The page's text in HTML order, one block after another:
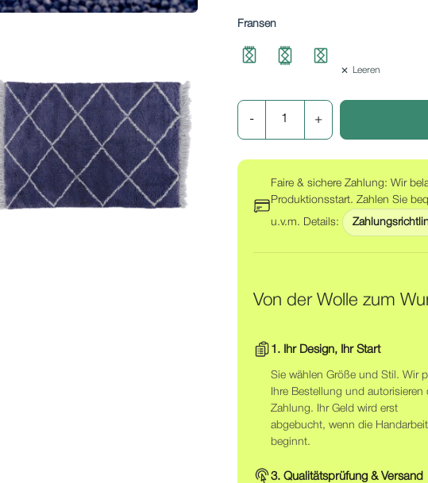
Fransen
Leeren
Faire & sichere Zahlung: Wir
Produktionsstart. Zahlen Sie
u.v.m. Details:
Von der Wolle zum
1. Ihr Design, Ihr Start
Sie wählen Größe und Stil. Wir
Ihre Bestellung und autorisieren
Zahlung. Ihr Geld wird erst
abgebucht, wenn die Handarbeit
beginnt.
3. Qualitätsprüfung & Versand